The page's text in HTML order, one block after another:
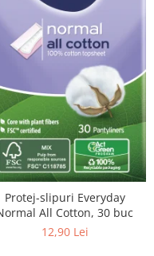
Protej-slipuri Everyday
All Cotton, 30 buc
12,90 Lei